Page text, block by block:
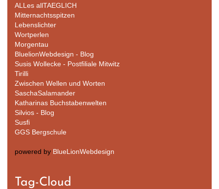
ALLes allTAEGLICH
Mitternachtsspitzen
Lebenslichter
Wortperlen
Morgentau
BluelionWebdesign - Blog
Susis Wollecke - Postfiliale Mitwitz
Tirilli
Zwischen Wellen und Worten
SaschaSalamander
Katharinas Buchstabenwelten
Silvios - Blog
Susfi
GGS Bergschule
powered by BlueLionWebdesign
Tag-Cloud